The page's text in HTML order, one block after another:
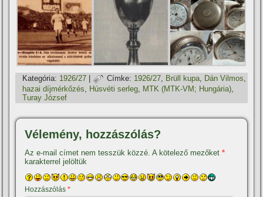
Kategória: 1926/27 | Címke: 1926/27, Brüll kupa, Dán Vilmos,
hazai dí­jmérkőzés
Húsvéti serleg MTK (MTK-VM; Hungária)
Turay József
Vélemény, hozzászólás?
Az e-mail címet nem tesszük közzé. A kötelező mezőket*
karakterrel jelöltük
Hozzászólás*